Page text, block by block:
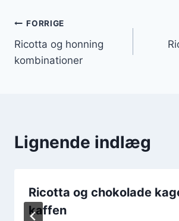
Indlægsnavigation
FORRIGE
Ricotta og honning
kombinationer
Lignende indlæg
Ricotta og chokolade
kaffen